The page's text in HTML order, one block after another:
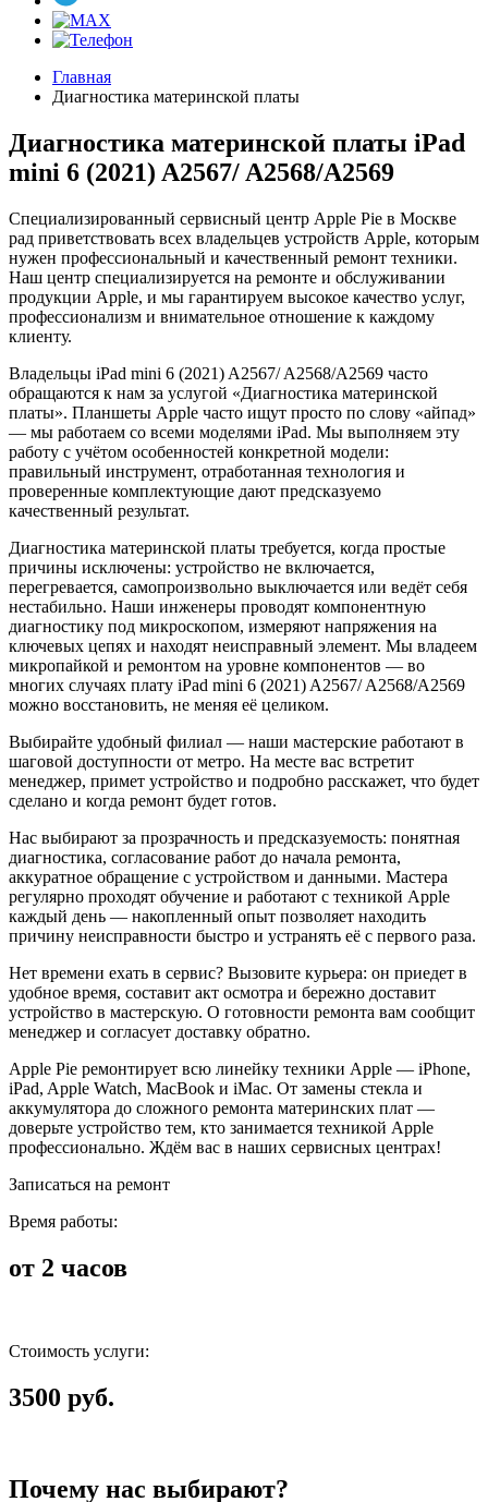
Главная
Диагностика материнской платы
Диагностика материнской платы iPad
mini 6 (2021) A2567/ A2568/A2569
Специализированный сервисный центр Apple Pie в Москве
рад приветствовать всех владельцев устройств Apple, которым
нужен профессиональный и качественный ремонт техники.
Наш центр специализируется на ремонте и обслуживании
продукции Apple, и мы гарантируем высокое качество услуг,
профессионализм и внимательное отношение к каждому
клиенту.
Владельцы iPad mini 6 (2021) A2567/ A2568/A2569 часто
обращаются к нам за услугой «Диагностика материнской
платы». Планшеты Apple часто ищут просто по слову «айпад»
— мы работаем со всеми моделями iPad. Мы выполняем эту
работу с учётом особенностей конкретной модели:
правильный инструмент, отработанная технология и
проверенные комплектующие дают предсказуемо
качественный результат.
Диагностика материнской платы требуется, когда простые
причины исключены: устройство не включается,
перегревается, самопроизвольно выключается или ведёт себя
нестабильно. Наши инженеры проводят компонентную
диагностику под микроскопом, измеряют напряжения на
ключевых цепях и находят неисправный элемент. Мы владеем
микропайкой и ремонтом на уровне компонентов — во
многих случаях плату iPad mini 6 (2021) A2567/ A2568/A2569
можно восстановить, не меняя её целиком.
Выбирайте удобный филиал — наши мастерские работают в
шаговой доступности от метро. На месте вас встретит
менеджер, примет устройство и подробно расскажет, что будет
сделано и когда ремонт будет готов.
Нас выбирают за прозрачность и предсказуемость: понятная
диагностика, согласование работ до начала ремонта,
аккуратное обращение с устройством и данными. Мастера
регулярно проходят обучение и работают с техникой Apple
каждый день — накопленный опыт позволяет находить
причину неисправности быстро и устранять её с первого раза.
Нет времени ехать в сервис? Вызовите курьера: он приедет в
удобное время, составит акт осмотра и бережно доставит
устройство в мастерскую. О готовности ремонта вам сообщит
менеджер и согласует доставку обратно.
Apple Pie ремонтирует всю линейку техники Apple — iPhone,
iPad, Apple Watch, MacBook и iMac. От замены стекла и
аккумулятора до сложного ремонта материнских плат —
доверьте устройство тем, кто занимается техникой Apple
профессионально. Ждём вас в наших сервисных центрах!
Записаться на ремонт
Время работы:
от 2 часов
Стоимость услуги:
3500 руб.
Почему нас выбирают?